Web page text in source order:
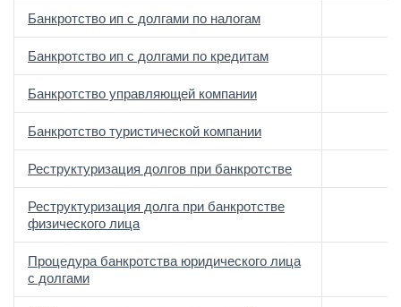
Банкротство ип с долгами по налогам
Банкротство ип с долгами по кредитам
Банкротство управляющей компании
Банкротство туристической компании
Реструктуризация долгов при банкротстве
Реструктуризация долга при банкротстве
физического лица
Процедура банкротства юридического лица
с долгами